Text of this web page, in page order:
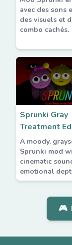
avec des sons
des visuels et
combo cachés.
Sprunki Gray
Treatment
A moody,
Sprunki mod
cinematic
emotional
🎮